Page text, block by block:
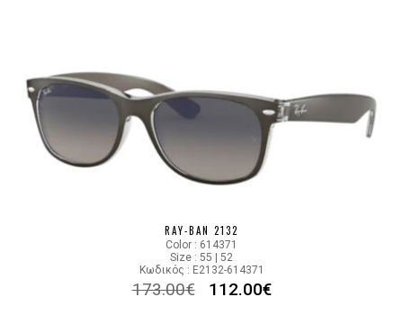
RAY-BAN 2132
Color : 614371
Size : 55 | 52
Κωδικός : E2132-614371
173.00€ 112.00€